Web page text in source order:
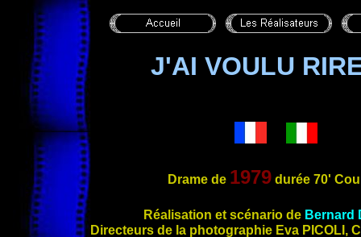
J'AI VOULU
Drame de 1979 durée 70'
Réalisation et scénario de Bernard
Directeurs de la photographie Eva PICOLI,